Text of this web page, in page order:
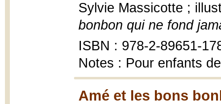
Sylvie Massicotte ;
bonbon qui ne fond
ISBN : 978-2-89651-
Notes : Pour enfants
Amé et les bons